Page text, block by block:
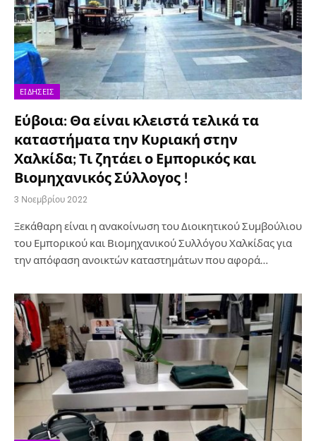
ΕΙΔΉΣΕΙΣ
Εύβοια: Θα είναι κλειστά τελικά τα
καταστήματα την Κυριακή στην
Χαλκίδα; Τι ζητάει ο Εμπορικός και
Βιομηχανικός Σύλλογος !
3 Νοεμβρίου 2022
Ξεκάθαρη είναι η ανακοίνωση του Διοικητικού Συμβούλιου
του Εμπορικού και Βιομηχανικού Συλλόγου Χαλκίδας για
την απόφαση ανοικτών καταστημάτων που αφορά…